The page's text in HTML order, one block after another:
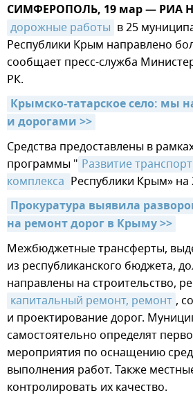
СИМФЕРОПОЛЬ, 19 мар — РИА
дорожные работы в 25
Республики Крым направлено
сообщает пресс-служба
РК.
Крымско-татарское село: мы
и дорогами >>
Средства предоставлены в
программы " Развитие
комплекса Республики Крым» на
Прокуратура выявила
на ремонт дорог в Крыму >>
Межбюджетные трансферты,
из республиканского бюджета,
направлены на строительство,
капитальный ремонт, ремонт ,
и проектирование дорог.
самостоятельно определят
мероприятия по оснащению
выполнения работ. Также
контролировать их качество.